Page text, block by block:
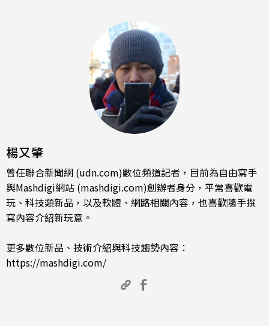
楊又肇
曾任聯合新聞網 (udn.com)數位頻道記者，目前為自由寫手
與Mashdigi網站 (mashdigi.com)創辦者身分，平常喜歡電
玩、科技類新品，以及軟體、網路相關內容，也喜歡隨手撰
寫內容介紹新玩意。
更多數位新品、技術介紹與科技趨勢內容：
https://mashdigi.com/